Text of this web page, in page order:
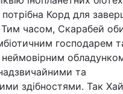
Корд для
Тим часом, Скарабей
господарем
та
здібностями. Так